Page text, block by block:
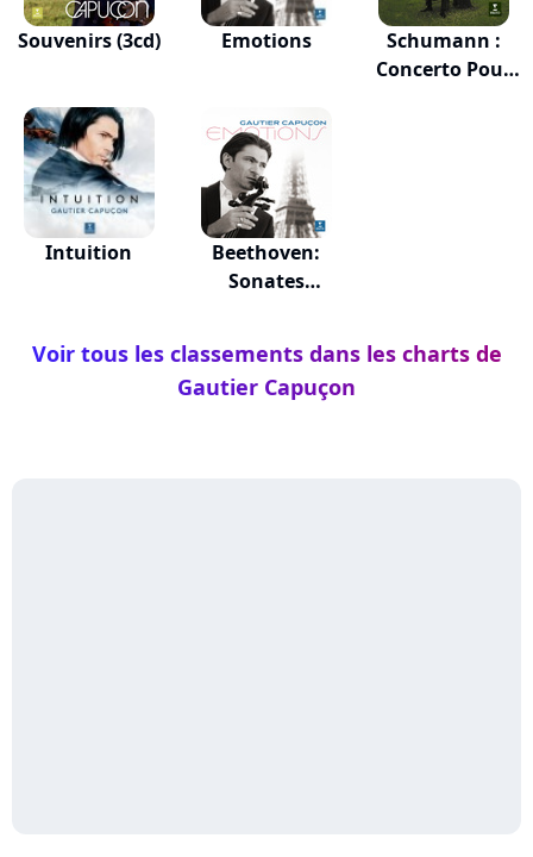
Souvenirs (3cd) Emotions
Schumann :
Concerto Pour
Intuition
Beethoven:
Sonates
Voir tous les classements dans les charts de
Gautier Capuçon